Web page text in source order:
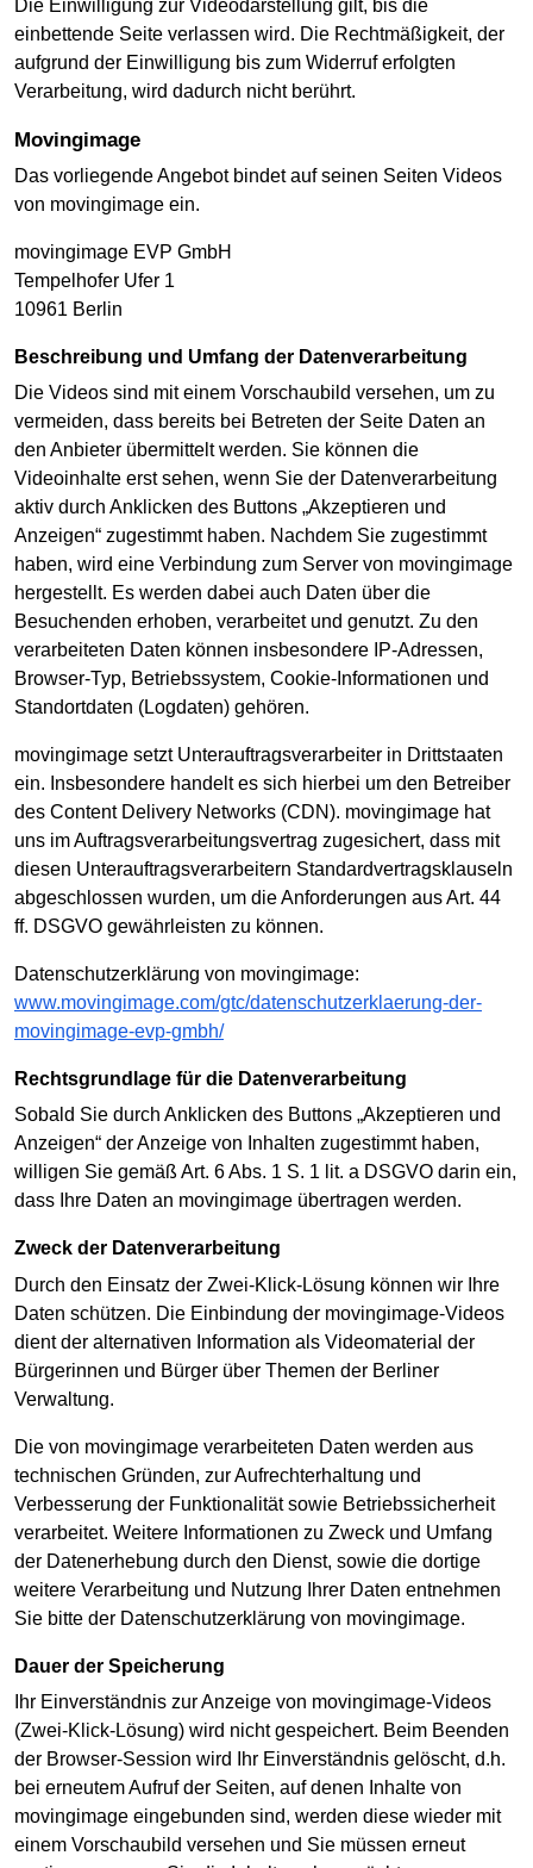
Die Einwilligung zur Videodarstellung gilt, bis die
einbettende Seite verlassen wird. Die Rechtmäßigkeit, der
aufgrund der Einwilligung bis zum Widerruf erfolgten
Verarbeitung, wird dadurch nicht berührt.
movingimage
Das vorliegende Angebot bindet auf seinen Seiten Videos
von movingimage ein.
movingimage EVP GmbH
Tempelhofer Ufer 1
10961 Berlin
Beschreibung und Umfang der Datenverarbeitung
Die Videos sind mit einem Vorschaubild versehen, um zu
vermeiden, dass bereits bei Betreten der Seite Daten an
den Anbieter übermittelt werden. Sie können die
Videoinhalte erst sehen, wenn Sie der Datenverarbeitung
aktiv durch Anklicken des Buttons „Akzeptieren und
Anzeigen“ zugestimmt haben. Nachdem Sie zugestimmt
haben, wird eine Verbindung zum Server von movingimage
hergestellt. Es werden dabei auch Daten über die
Besuchenden erhoben, verarbeitet und genutzt. Zu den
verarbeiteten Daten können insbesondere IP-Adressen,
Browser-Typ, Betriebssystem, Cookie-Informationen und
Standortdaten (Logdaten) gehören.
movingimage setzt Unterauftragsverarbeiter in Drittstaaten
ein. Insbesondere handelt es sich hierbei um den Betreiber
des Content Delivery Networks (CDN). movingimage hat
uns im Auftragsverarbeitungsvertrag zugesichert, dass mit
diesen Unterauftragsverarbeitern Standardvertragsklauseln
abgeschlossen wurden, um die Anforderungen aus Art. 44
ff. DSGVO gewährleisten zu können.
Datenschutzerklärung von movingimage:
www.movingimage.com/gtc/datenschutzerklaerung-der-
movingimage-evp-gmbh/
Rechtsgrundlage für die Datenverarbeitung
Sobald Sie durch Anklicken des Buttons „Akzeptieren und
Anzeigen“ der Anzeige von Inhalten zugestimmt haben,
willigen Sie gemäß Art. 6 Abs. 1 S. 1 lit. a DSGVO darin ein,
dass Ihre Daten an movingimage übertragen werden.
Zweck der Datenverarbeitung
Durch den Einsatz der Zwei-Klick-Lösung können wir Ihre
Daten schützen. Die Einbindung der movingimage-Videos
dient der alternativen Information als Videomaterial der
Bürgerinnen und Bürger über Themen der Berliner
Verwaltung.
Die von movingimage verarbeiteten Daten werden aus
technischen Gründen, zur Aufrechterhaltung und
Verbesserung der Funktionalität sowie Betriebssicherheit
verarbeitet. Weitere Informationen zu Zweck und Umfang
der Datenerhebung durch den Dienst, sowie die dortige
weitere Verarbeitung und Nutzung Ihrer Daten entnehmen
Sie bitte der Datenschutzerklärung von movingimage.
Dauer der Speicherung
Ihr Einverständnis zur Anzeige von movingimage-Videos
(Zwei-Klick-Lösung) wird nicht gespeichert. Beim Beenden
der Browser-Session wird Ihr Einverständnis gelöscht, d.h.
bei erneutem Aufruf der Seiten, auf denen Inhalte von
movingimage eingebunden sind, werden diese wieder mit
einem Vorschaubild versehen und Sie müssen erneut